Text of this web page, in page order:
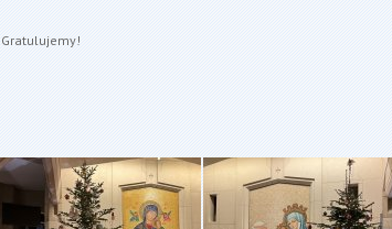
Gratulujemy!